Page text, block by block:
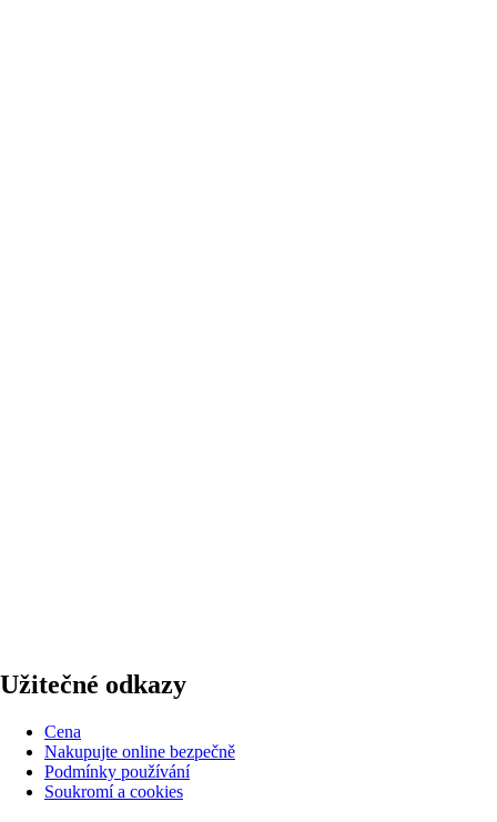
Užitečné odkazy
Cena
Nakupujte online bezpečně
Podmínky používání
Soukromí a cookies